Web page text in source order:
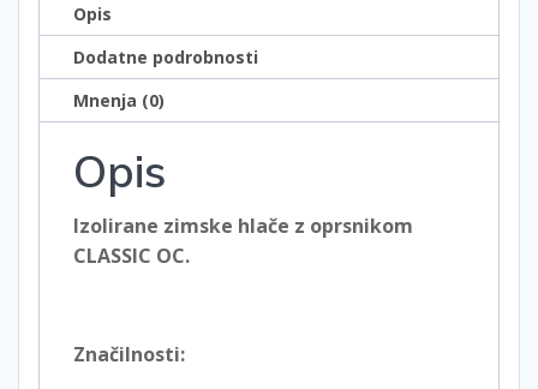
Opis
Dodatne podrobnosti
Mnenja (0)
Opis
Izolirane zimske hlače z oprsnikom
CLASSIC OC.
Značilnosti: